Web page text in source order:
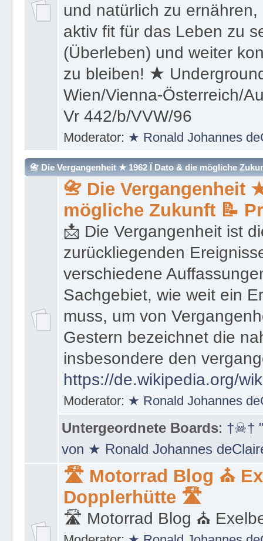
und natürlich zu
aktiv fit für das Leben zu
(Überleben) und weiter
zu bleiben! ★
Wien/Vienna-Österreich/
Vr 442/b/VVW/96
Moderator: ★ Ronald Johannes
📇 Die Vergangenheit ★ 1962 Ï Dato & die mögliche
📇 Die Vergangenheit
mögliche Zukunft 📝
📩 Die Vergangenheit ist
zurückliegenden
verschiedene
Sachgebiet, wie weit ein
muss, um von
Gestern bezeichnet die
insbesondere den
https://de.wikipedia.org/
Moderator: ★ Ronald Johannes
Untergeordnete Boards: †☠†
von ★ Ronald Johannes
🛣 Motorrad Blog ⛪
Dopplerhütte 🛣
🛣 Motorrad Blog ⛪